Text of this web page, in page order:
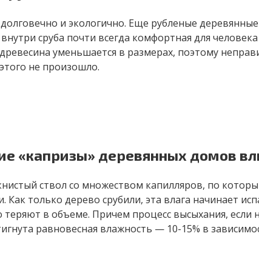
и экологично. Еще рубленые
сруба почти всегда комфортная для
уменьшается в размерах, поэтому
не произошло.
«капризы» деревянных домов
ствол со множеством капилляров, по
только дерево срубили, эта влага начинает
в объеме. Причем процесс высыхания,
равновесная влажность — 10-15% в